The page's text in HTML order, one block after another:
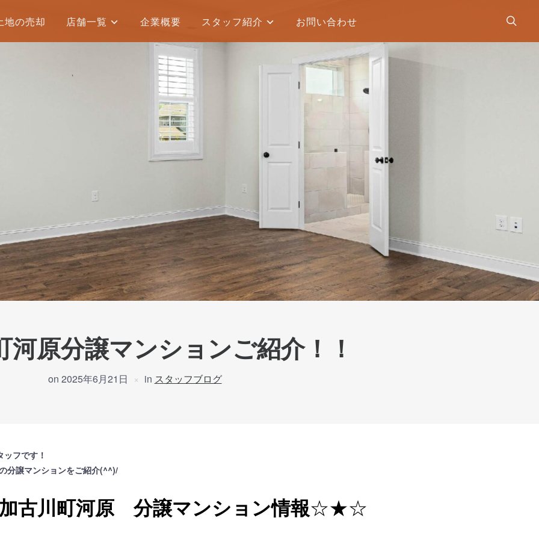
地の売却 店舗一覧 企業概要 スタッフ紹介 お問い合わせ
河原分譲マンションご紹介！！
on 2025年6月21日 in スタッフブログ
フです！
分譲マンションをご紹介(^^)/
古川町河原 分譲マンション情報☆★☆